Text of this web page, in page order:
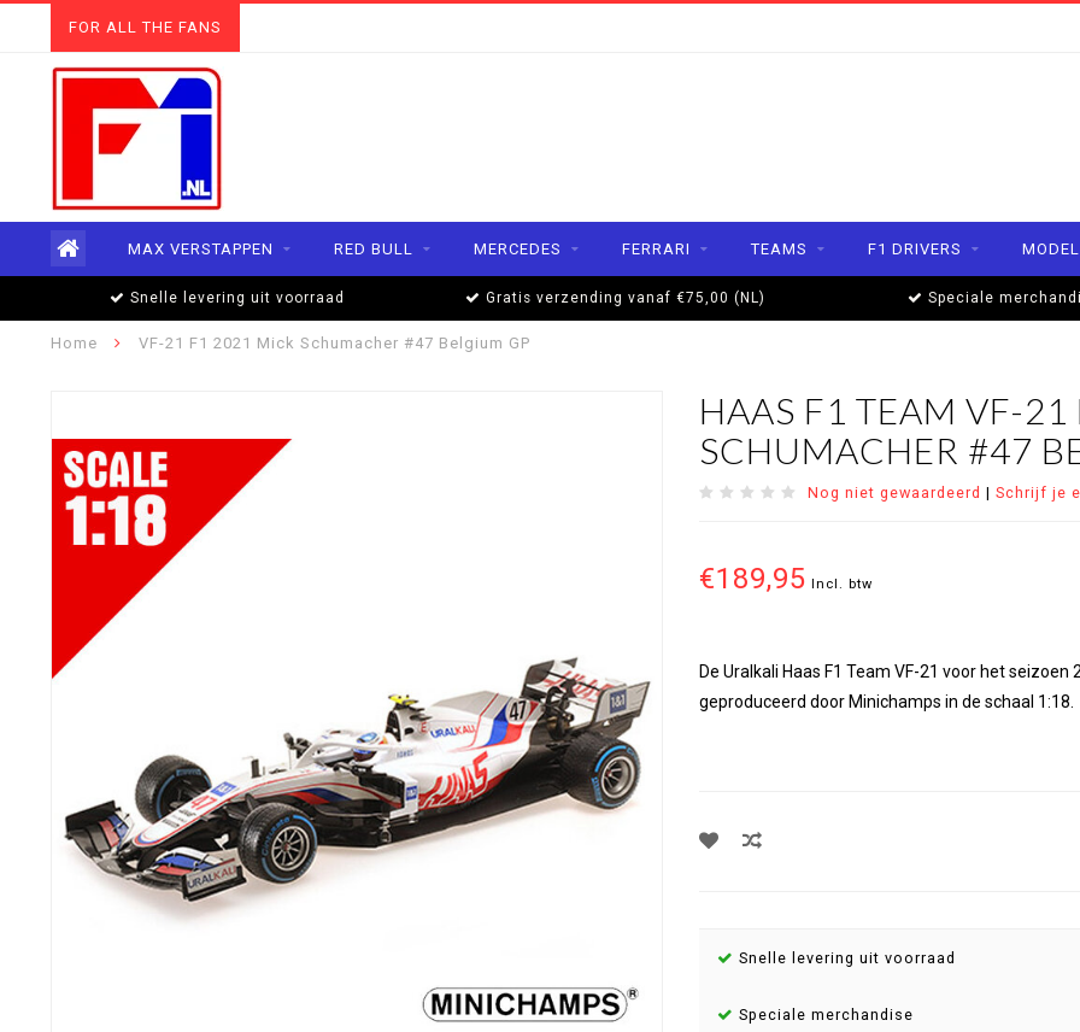
FOR ALL THE FANS
MAX VERSTAPPEN RED BULL MERCEDES FERRARI TEAMS F1 DRIVERS
Snelle levering uit voorraad Gratis verzending vanaf €75,00 (NL) Speciale
Home VF-21 F1 2021 Mick Schumacher #47 Belgium GP
HAAS F1 TEAM VF-
SCHUMACHER #47
Nog niet gewaardeerd | Schrijf je
€189,95 Incl. btw
De Uralkali Haas F1 Team VF-21 voor het
geproduceerd door Minichamps in de schaal 1:18.
Snelle levering uit voorraad
Speciale merchandise